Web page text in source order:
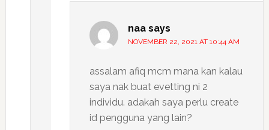
naa says
NOVEMBER 22, 2021 AT 10:44 AM
assalam afiq mcm mana kan kalau
saya nak buat evetting ni 2
individu. adakah saya perlu create
id pengguna yang lain?